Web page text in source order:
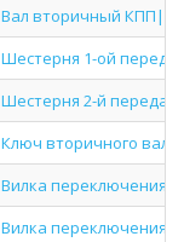
Вал вторичный КПП|
Шестерня 1-ой
Шестерня 2-й
Ключ вторичного вала
Вилка переключения 2-
Вилка переключения